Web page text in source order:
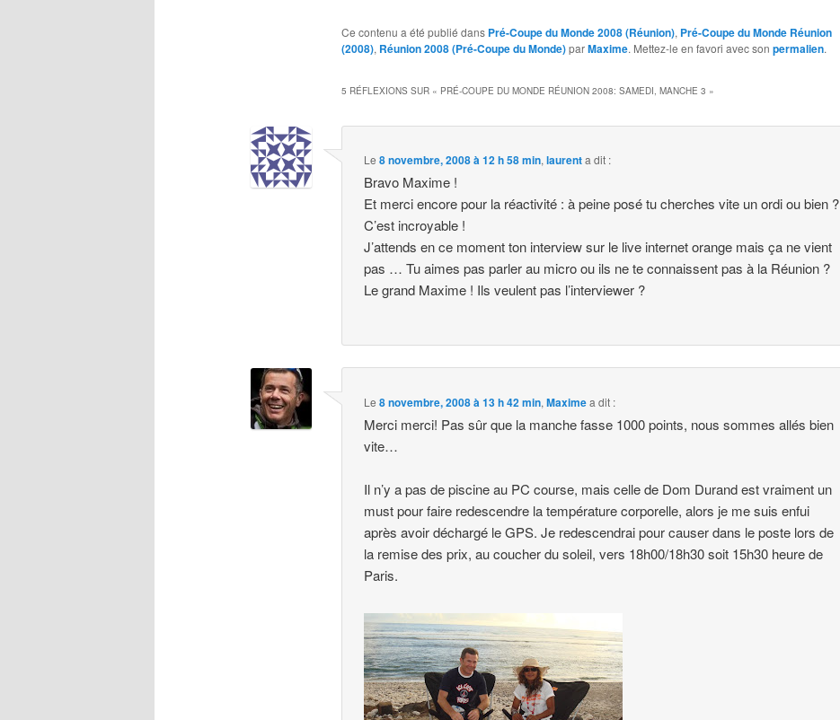
Ce contenu a été publié dans Pré-Coupe du Monde 2008 (Réunion), Pré-Coupe du Monde Réunion
(2008), Réunion 2008 (Pré-Coupe du Monde)parMaxime. Mettez-le en favori avec son permalien.
5 RÉFLEXIONS SUR « PRÉ-COUPE DU MONDE RÉUNION 2008: SAMEDI, MANCHE 3 »
Le8 novembre, 2008 à 12 h 58 min,laurenta dit :
Bravo Maxime !
Et merci encore pour la réactivité : à peine posé tu cherches vite un ordi ou bien ?
C’est incroyable !
J’attends en ce moment ton interview sur le live internet orange mais ça ne vient
pas … Tu aimes pas parler au micro ou ils ne te connaissent pas à la Réunion ?
Le grand Maxime ! Ils veulent pas l’interviewer ?
Le8 novembre, 2008 à 13 h 42 min,Maximea dit :
Merci merci! Pas sûr que la manche fasse 1000 points, nous sommes allés bien
vite…
Il n’y a pas de piscine au PC course, mais celle de Dom Durand est vraiment un
must pour faire redescendre la température corporelle, alors je me suis enfui
après avoir déchargé le GPS. Je redescendrai pour causer dans le poste lors de
la remise des prix, au coucher du soleil, vers 18h00/18h30 soit 15h30 heure de
Paris.